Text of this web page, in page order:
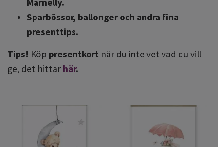
Marnelly.
Sparbössor, ballonger och andra fina
presenttips.
Tips! Köp presentkort när du inte vet vad du vill
ge, det hittar här.